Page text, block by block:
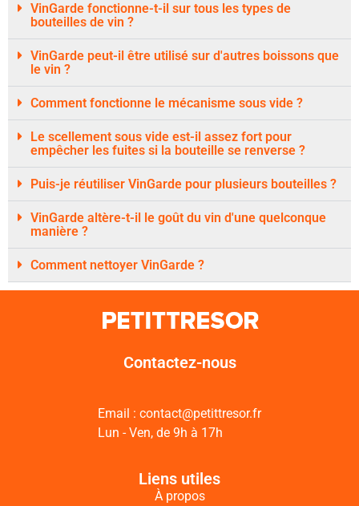
VinGarde fonctionne-t-il sur tous les types de
bouteilles de vin ?
VinGarde peut-il être utilisé sur d'autres boissons que
le vin ?
Comment fonctionne le mécanisme sous vide ?
Le scellement sous vide est-il assez fort pour
empêcher les fuites si la bouteille se renverse ?
Puis-je réutiliser VinGarde pour plusieurs bouteilles ?
VinGarde altère-t-il le goût du vin d'une quelconque
manière ?
Comment nettoyer VinGarde ?
Contactez-nous
Email : contact@petittresor.fr
Lun - Ven, de 9h à 17h
Liens utiles
À propos